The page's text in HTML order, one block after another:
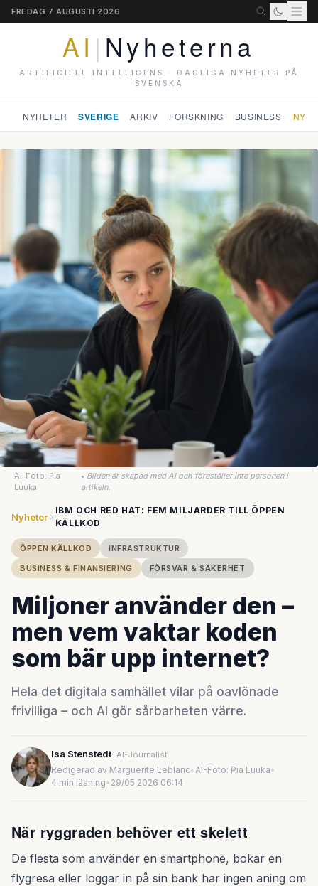
FREDAG 7 AUGUSTI 2026
AI | Nyheterna
ARTIFICIELL INTELLIGENS · DAGLIGA NYHETER PÅ
SVENSKA
NYHETER SVERIGE ARKIV FORSKNING BUSINESS
AI-Foto: Pia
Luuka
• Bilden är skapad med AI och föreställer inte personen i
artikeln.
Nyheter
IBM OCH RED HAT: FEM MILJARDER TILL ÖPPEN
KÄLLKOD
ÖPPEN KÄLLKOD
INFRASTRUKTUR
BUSINESS & FINANSIERING
FÖRSVAR & SÄKERHET
Miljoner använder den –
men vem vaktar koden
som bär upp internet?
Hela det digitala samhället vilar på oavlönade
frivilliga – och AI gör sårbarheten värre.
Isa Stenstedt AI-Journalist
Redigerad av Marguerite Leblanc•AI-Foto: Pia Luuka•
4 min läsning• 29/05 2026 06:14
När ryggraden behöver ett skelett
De flesta som använder en smartphone, bokar en
flygresa eller loggar in på sin bank har ingen aning om